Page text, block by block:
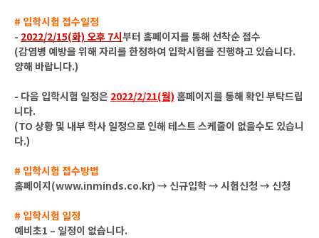
# 입학시험 접수일정
- 2022/2/15(화) 오후 7시부터 홈페이지를 통해 선착순 접수
(감염병 예방을 위해 자리를 한정하여 입학시험을 진행하고 있습니다.
양해 바랍니다.)
- 다음 입학시험 일정은 2022/2/21(월) 홈페이지를 통해 확인 부탁드립
니다.
(TO 상황 및 내부 학사 일정으로 인해 테스트 스케줄이 없을수도 있습니
다.)
# 입학시험 접수방법
홈페이지(www.inminds.co.kr) → 신규입학 → 시험신청 → 신청
# 입학시험 일정
예비초1 – 일정이 없습니다.